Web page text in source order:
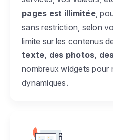
pages est illimitée,
sans restriction, selon
limite sur les contenus
texte, des photos,
nombreux widgets pour
dynamiques.